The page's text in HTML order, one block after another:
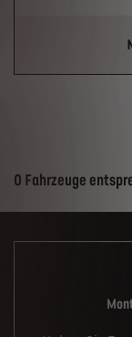
0 Fahrzeuge